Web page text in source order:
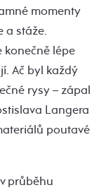
momenty
a stáže.
konečně lépe
Ač byl každý
rysy – zápal
Langera
poutavé
průběhu